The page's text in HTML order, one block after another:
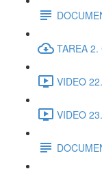
TAREA
VIDEO
VIDEO